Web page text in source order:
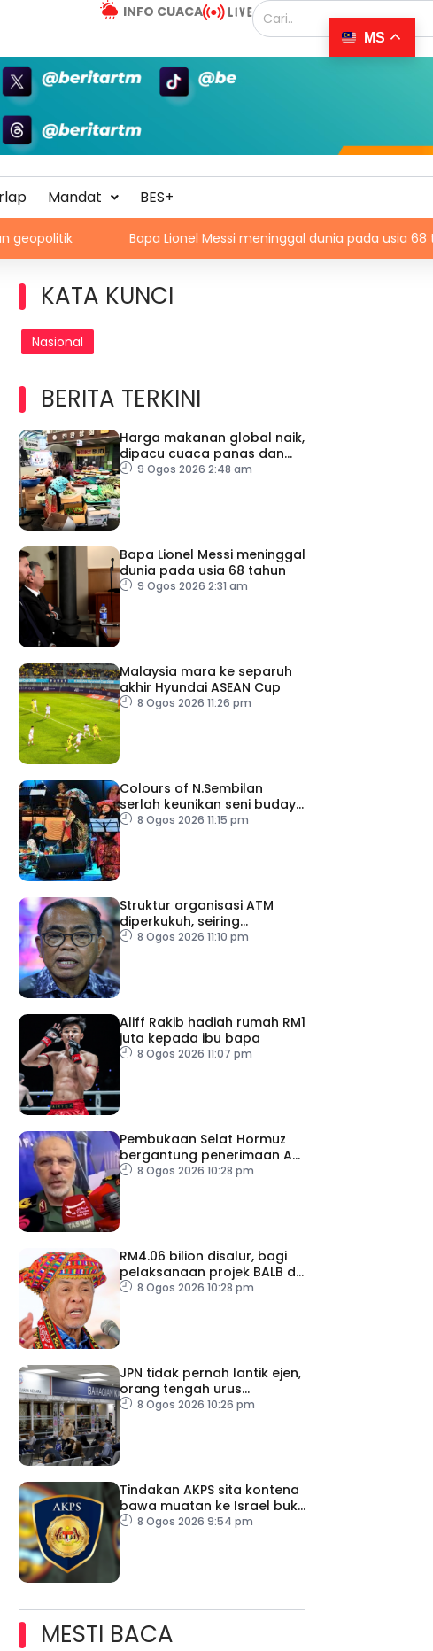
INFO CUACA
Mandat BES+
Bapa Lionel Messi meninggal dunia pada usia 68 tahun
KATA KUNCI
Nasional
BERITA TERKINI
Harga makanan global naik,
dipacu cuaca panas dan
ketegangan geopolitik
9 Ogos 2026 2:48 am
Bapa Lionel Messi meninggal
dunia pada usia 68 tahun
9 Ogos 2026 2:31 am
Malaysia mara ke separuh
akhir Hyundai ASEAN Cup
8 Ogos 2026 11:26 pm
Colours of N.Sembilan
serlah keunikan seni budaya
negeri beradat
8 Ogos 2026 11:15 pm
Struktur organisasi ATM
diperkukuh, seiring
pemodenan aset
8 Ogos 2026 11:10 pm
Aliff Rakib hadiah rumah RM1
juta kepada ibu bapa
8 Ogos 2026 11:07 pm
Pembukaan Selat Hormuz
bergantung penerimaan AS
– IRGC
8 Ogos 2026 10:28 pm
RM4.06 bilion disalur, bagi
pelaksanaan projek BALB di
Sabah
8 Ogos 2026 10:28 pm
JPN tidak pernah lantik ejen,
orang tengah urus
dokumentasi
8 Ogos 2026 10:26 pm
Tindakan AKPS sita kontena
bawa muatan ke Israel bukti
ketegasan Malaysia
8 Ogos 2026 9:54 pm
MESTI BACA
MS